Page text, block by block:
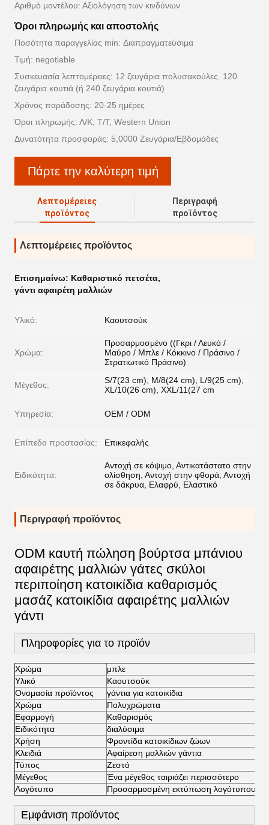
Αριθμό μοντέλου: Αξιολόγηση των κινδύνων
Όροι πληρωμής και αποστολής
Ποσότητα παραγγελίας min: Διαπραγματεύσιμα
Τιμή: negotiable
Συσκευασία λεπτομέρειες: 12 ζευγάρια πολυσακούλες. 120
ζευγάρια κουτιά (ή 240 ζευγάρια κουτιά)
Χρόνος παράδοσης: 20-25 ημέρες
Όροι πληρωμής: Λ/Κ, Τ/Τ, Western Union
Δυνατότητα προσφοράς: 5,0000 Ζευγάρια/Εβδομάδες
Πάρτε την καλύτερη τιμή
Λεπτομέρειες
προϊόντος
Περιγραφή
προϊόντος
Λεπτομέρειες προϊόντος
Επισημαίνω: Καθαριστικό πετσέτα,
γάντι αφαιρέτη μαλλιών
Υλικό: Καουτσούκ
Χρώμα:
Προσαρμοσμένο ((Γκρι / Λευκό /
Μαύρο / Μπλε / Κόκκινο / Πράσινο /
Στρατιωτικό Πράσινο)
Μέγεθος:
S/7(23 cm), M/8(24 cm), L/9(25 cm),
XL/10(26 cm), XXL/11(27 cm
Υπηρεσία: OEM / ODM
Επίπεδο προστασίας: Επικεφαλής
Ειδικότητα:
Αντοχή σε κόψιμο, Αντικατάστατο στην
ολίσθηση, Αντοχή στην φθορά, Αντοχή
σε δάκρυα, Ελαφρύ, Ελαστικό
Περιγραφή προϊόντος
ODM καυτή πώληση βούρτσα μπάνιου
αφαιρέτης μαλλιών γάτες σκύλοι
περιποίηση κατοικίδια καθαρισμός
μασάζ κατοικίδια αφαιρέτης μαλλιών
γάντι
Πληροφορίες για το προϊόν
Χρώμα
μπλε
Υλικό
Καουτσούκ
Ονομασία προϊόντος
γάντια για κατοικίδια
Χρώμα
Πολυχρώματα
Εφαρμογή
Καθαρισμός
Ειδικότητα
διαλύσιμα
Χρήση
Φροντίδα κατοικίδιων ζώων
Κλειδιά
Αφαίρεση μαλλιών γάντια
Τύπος
Ζεστό
Μέγεθος
Ένα μέγεθος ταιριάζει περισσότερο
Λογότυπο
Προσαρμοσμένη εκτύπωση λογότυπου
Εμφάνιση προϊόντος